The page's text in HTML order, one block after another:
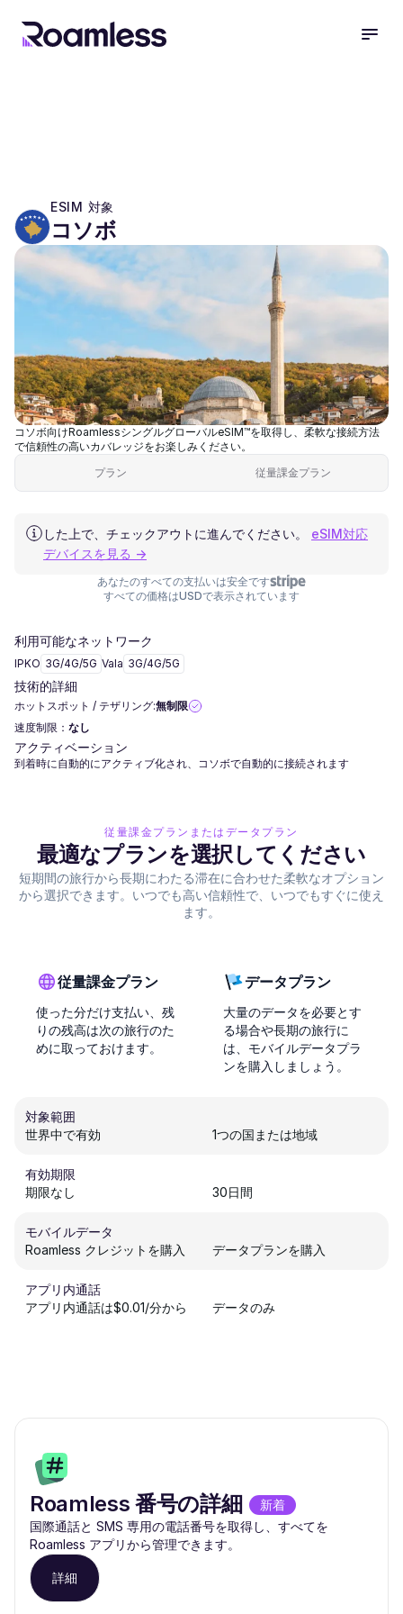
ESIM 対象
コソボ
コソボ向けRoamlessシングルグローバルeSIM™を取得し、柔軟な接続方法
で信頼性の高いカバレッジをお楽しみください。
プラン
従量課金プラン
した上で、チェックアウトに進んでください。
eSIM対応
デバイスを見る →
あなたのすべての支払いは安全です
すべての価格はUSDで表示されています
利用可能なネットワーク
IPKO 3G/4G/5G Vala 3G/4G/5G
技術的詳細
ホットスポット / テザリング:無制限
速度制限： なし
アクティベーション
到着時に自動的にアクティブ化され、コソボで自動的に接続されます
従量課金プランまたはデータプラン
最適なプランを選択してください
短期間の旅行から長期にわたる滞在に合わせた柔軟なオプション
から選択できます。いつでも高い信頼性で、いつでもすぐに使え
ます。
従量課金プラン
使った分だけ支払い、残
りの残高は次の旅行のた
めに取っておけます。
データプラン
大量のデータを必要とす
る場合や長期の旅行に
は、モバイルデータプラ
ンを購入しましょう。
対象範囲
世界中で有効
1つの国または地域
有効期限
期限なし
30日間
モバイルデータ
Roamless クレジットを購入
データプランを購入
アプリ内通話
アプリ内通話は$0.01/分から
データのみ
Roamless 番号の詳細
新着
国際通話と SMS 専用の電話番号を取得し、すべてを
Roamless アプリから管理できます。
詳細